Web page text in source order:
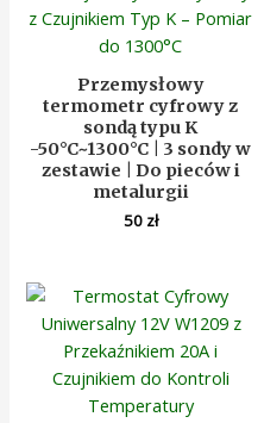
Przemysłowy
termometr cyfrowy z
sondą typu K
-50°C~1300°C | 3 sondy w
zestawie | Do pieców i
metalurgii
50 zł